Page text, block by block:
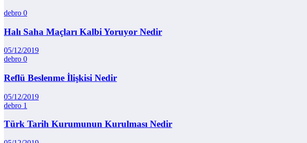
debro 0
Halı Saha Maçları Kalbi Yoruyor Nedir
05/12/2019
debro 0
Reflü Beslenme İlişkisi Nedir
05/12/2019
debro 1
Türk Tarih Kurumunun Kurulması Nedir